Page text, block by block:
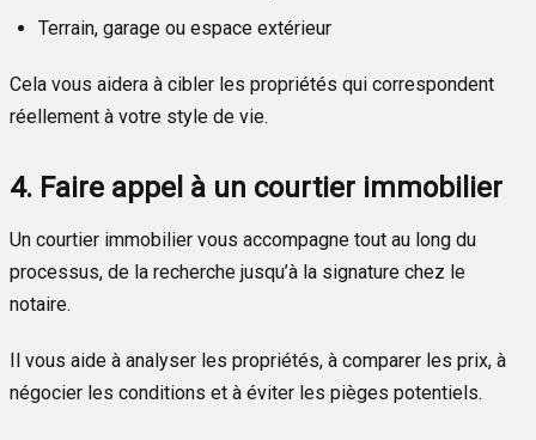
Terrain, garage ou espace extérieur
Cela vous aidera à cibler les propriétés qui correspondent
réellement à votre style de vie.
4. Faire appel à un courtier immobilier
Un courtier immobilier vous accompagne tout au long du
processus, de la recherche jusqu’à la signature chez le
notaire.
Il vous aide à analyser les propriétés, à comparer les prix, à
négocier les conditions et à éviter les pièges potentiels.